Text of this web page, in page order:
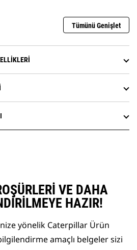
Tümünü Genişlet
VE DAHA
HAZIR!
yönelik Caterpillar Ürün
amaçlı belgeler sizi